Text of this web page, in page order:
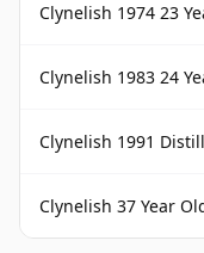
Clynelish 1974 23
Clynelish 1983 24 Year
Clynelish 1991
Clynelish 37 Year